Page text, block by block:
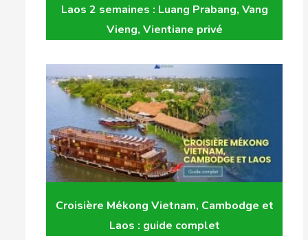
Laos 2 semaines : Luang Prabang, Vang
Vieng, Vientiane privé
Croisière Mékong Vietnam, Cambodge et
Laos : guide complet